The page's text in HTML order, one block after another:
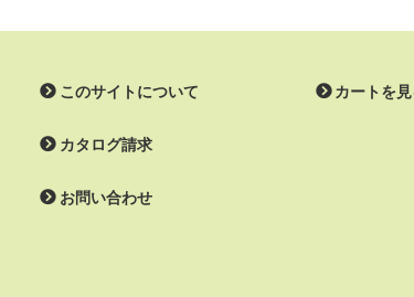
このサイトについて
カタログ請求
お問い合わせ
カートを